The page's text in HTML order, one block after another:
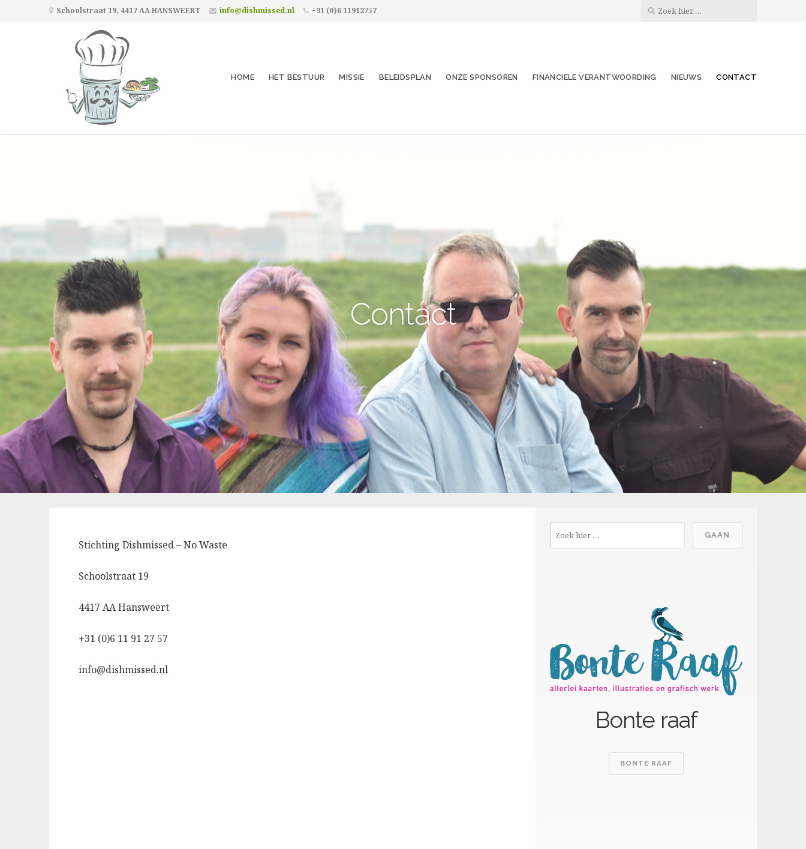
Schoolstraat 19, 4417 AA HANSWEERT info@dishmissed.nl +31 (0)6 11912757
HOME HET BESTUUR MISSIE BELEIDSPLAN ONZE SPONSOREN FINANCIELE VERANTWOORDING NIEUWS CONTACT
Contact
Stichting Dishmissed – No Waste
Schoolstraat 19
4417 AA Hansweert
+31 (0)6 11 91 27 57
info@dishmissed.nl
Bonte raaf
BONTE RAAF